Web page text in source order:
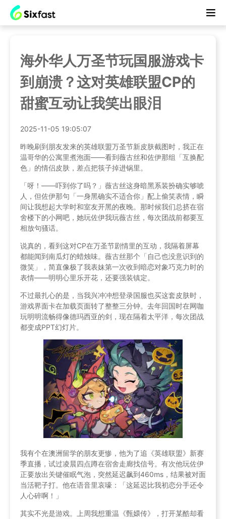
海外华人万圣节玩国服游戏卡
到崩溃？这对英雄联盟CP的
甜蜜互动让我笑出眼泪
2025-11-05 19:05:07
昨晚刷到朋友发来的英雄联盟万圣节新皮肤截图时，我正在
温哥华的公寓里煮泡面——看到薇古丝和佐伊那组「互换配
色」的情侣皮肤，差点把筷子掉进锅里。
「呀！——吓到你了吗？」薇古丝这身暗黑系装扮确实够唬
人，但佐伊那句「一身黑确实不适合你」配上偷笑表情，瞬
间让我想起大学时和室友开黑的夜晚。那时候我们总挤在宿
舍楼下的小网吧，她玩佐伊我玩薇古丝，每次团战前都要互
相放句骚话。
说真的，看到这对CP在万圣节剧情里的互动，我隔着屏幕
都能闻到南瓜灯的蜡烛味。薇古丝那个「自己也没意识到的
微笑」，简直像极了我表妹第一次收到暗恋对象巧克力时的
表情——明明心里乐开花，还要强装镇定。
不过最扎心的是，当我兴冲冲想登录国服也买这套皮肤时，
游戏界面卡在加载页面转了整整三分钟。去年回国时在网咖
玩明明流畅得像德玛西亚的剑，现在隔着太平洋，每次团战
都变成PPT幻灯片。
我有个在澳洲留学的朋友更惨，他为了追《英雄联盟》新赛
季直播，试过凌晨四点蹲在宿舍走廊找信号。有次他玩佐伊
正要放出关键催眠气泡，突然延迟飙到460ms，结果被对面
当活靶子打。他在语音里哀嚎：「这延迟比我初恋分手还令
人心碎啊！」
其实不光是游戏。上周我想重温《甄嬛传》，打开某酷却看